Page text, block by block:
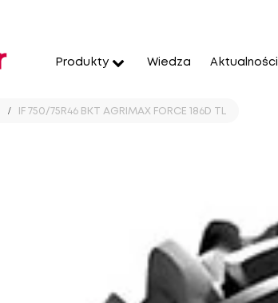
Produkty Wiedza Aktualności
IF 750/75R46 BKT AGRIMAX FORCE 186D TL